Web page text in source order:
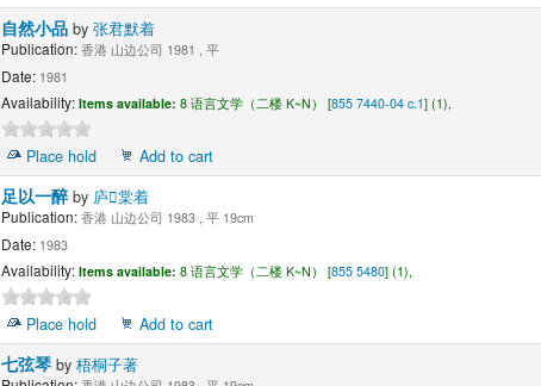
自然小品 by 张君默着
Publication:香港 山边公司 1981 , 平
Date:1981
Availability: Items available: 8 语言文学（二楼 K~N） [855 7440-04 c.1] (1),
Place hold
Add to cart
足以一醉 by 庐棠着
Publication:香港 山边公司 1983 , 平 19cm
Date:1983
Availability: Items available: 8 语言文学（二楼 K~N） [855 5480] (1),
Place hold
Add to cart
七弦琴 by 梧桐子著